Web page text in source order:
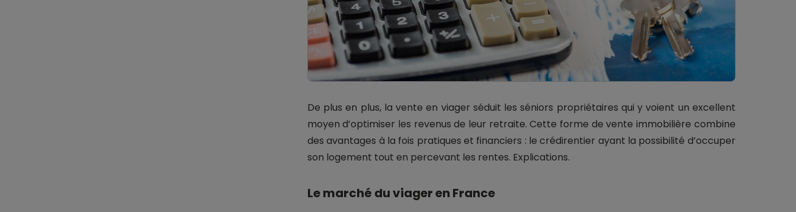
De plus en plus, la vente en viager séduit les séniors propriétaires qui y voient un excellent
moyen d’optimiser les revenus de leur retraite. Cette forme de vente immobilière combine
des avantages à la fois pratiques et financiers : le crédirentier ayant la possibilité d’occuper
son logement tout en percevant les rentes. Explications.
Le marché du viager en France